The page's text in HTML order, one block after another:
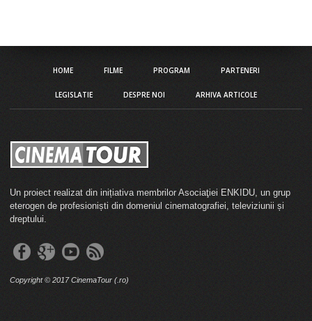
HOME FILME PROGRAM PARTENERI
LEGISLATIE DESPRE NOI ARHIVA ARTICOLE
Un proiect realizat din inițiativa membrilor Asociaţiei ENKIDU, un grup
eterogen de profesioniști din domeniul cinematografiei, televiziunii și
dreptului.
Copyright © 2017 CinemaTour (.ro)